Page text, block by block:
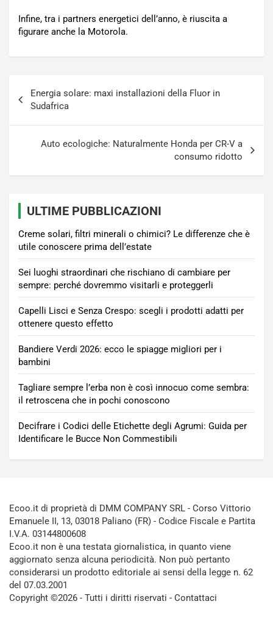
Infine, tra i partners energetici dell’anno, è riuscita a
figurare anche la Motorola.
articoli
Energia solare: maxi installazioni della Fluor in
Sudafrica
Auto ecologiche: Naturalmente Honda per CR-V a
consumo ridotto
ULTIME PUBBLICAZIONI
Creme solari, filtri minerali o chimici? Le differenze che è
utile conoscere prima dell’estate
Sei luoghi straordinari che rischiano di cambiare per
sempre: perché dovremmo visitarli e proteggerli
Capelli Lisci e Senza Crespo: scegli i prodotti adatti per
ottenere questo effetto
Bandiere Verdi 2026: ecco le spiagge migliori per i
bambini
Tagliare sempre l’erba non è così innocuo come sembra:
il retroscena che in pochi conoscono
Decifrare i Codici delle Etichette degli Agrumi: Guida per
Identificare le Bucce Non Commestibili
Ecoo.it di proprietà di DMM COMPANY SRL - Corso Vittorio
Emanuele II, 13, 03018 Paliano (FR) - Codice Fiscale e Partita
I.V.A. 03144800608
Ecoo.it non è una testata giornalistica, in quanto viene
aggiornato senza alcuna periodicità. Non può pertanto
considerarsi un prodotto editoriale ai sensi della legge n. 62
del 07.03.2001
Copyright ©2026 - Tutti i diritti riservati - Contattaci